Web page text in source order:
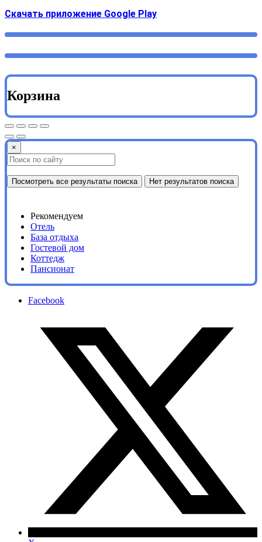
Cкачать приложение Google Play
Корзина
×
Посмотреть все результаты поиска Нет результатов поиска
Рекомендуем
Отель
База отдыха
Гостевой дом
Коттедж
Пансионат
Facebook